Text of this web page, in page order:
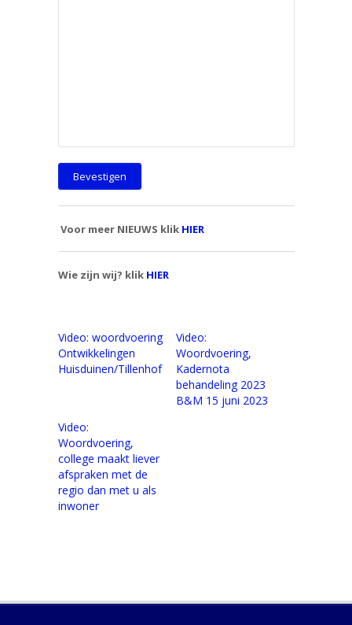
Voor meer NIEUWS klik HIER
Wie zijn wij? klik HIER
Video: woordvoering
Ontwikkelingen
Huisduinen/Tillenhof
Video:
Woordvoering,
Kadernota
behandeling 2023
B&M 15 juni 2023
Video:
Woordvoering,
college maakt liever
afspraken met de
regio dan met u als
inwoner